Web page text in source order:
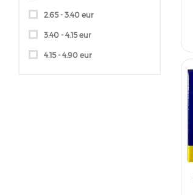
2.65 - 3.40 eur
3.40 - 4.15 eur
4.15 - 4.90 eur